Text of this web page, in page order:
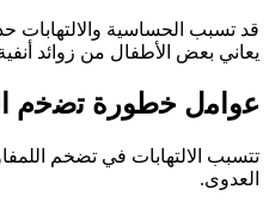
قد تسبب الحساسية والالتهابات
يعاني بعض الأطفال من زوائد أنفية
ﻋواﻣل ﺧطورة ﺗﺿﺧم
تتسبب الالتهابات في تضخم
العدوى.